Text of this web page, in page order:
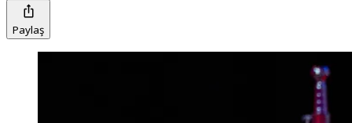
Paylaş